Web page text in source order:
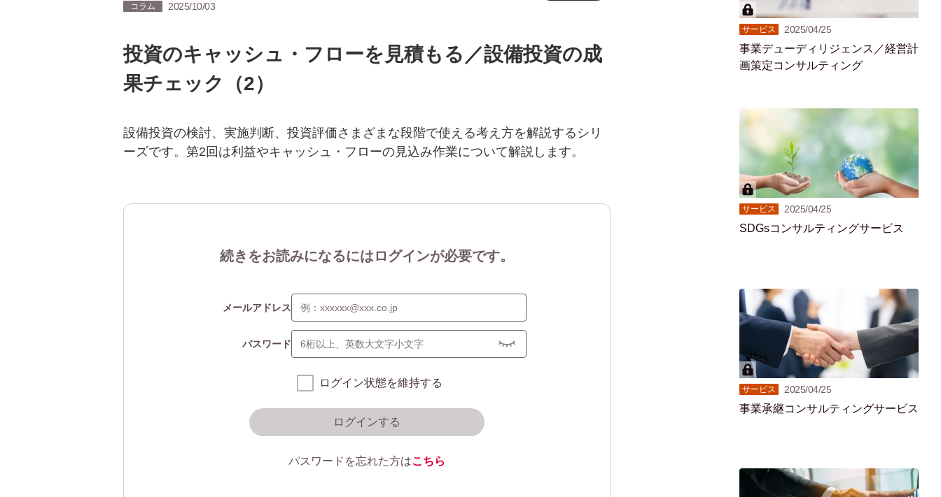
コラム 2025/10/03
投資のキャッシュ・フローを見積もる／設備投資の成
果チェック（2）
設備投資の検討、実施判断、投資評価さまざまな段階で使える考え方を解説するシリ
ーズです。第2回は利益やキャッシュ・フローの見込み作業について解説します。
続きをお読みになるにはログインが必要です。
メールアドレス
パスワード
ログイン状態を維持する
ログインする
パスワードを忘れた方はこちら
サービス 2025/04/25
事業デューディリジェンス／経営計
画策定コンサルティング
サービス 2025/04/25
SDGsコンサルティングサービス
サービス 2025/04/25
事業承継コンサルティングサービス